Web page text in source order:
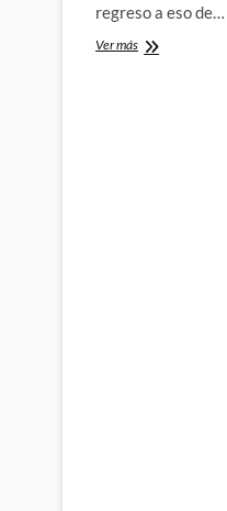
regreso a eso de…
Ver másPrometheus: